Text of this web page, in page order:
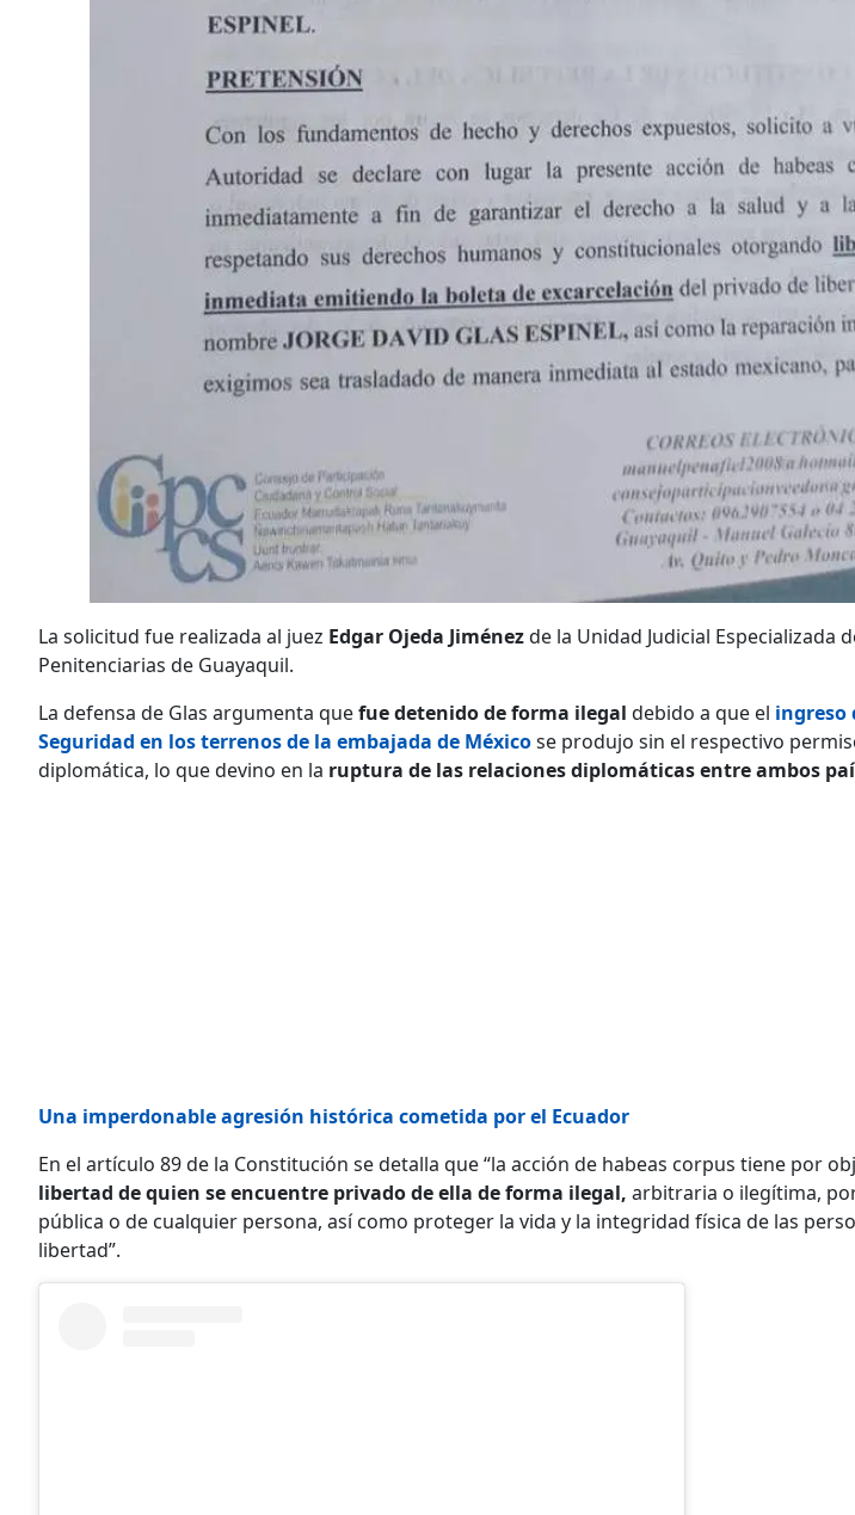
La solicitud fue realizada al juez Edgar Ojeda Jiménezde la Unidad Judicial Especializada
Penitenciarias de Guayaquil.
La defensa de Glas argumenta quefue detenido de forma ilegal debido a que el ingreso
Seguridad en los terrenos de la embajada de Méxicose produjo sin el respectivo
diplomática, lo que devino en la ruptura de las relaciones diplomáticas entre ambos
Una imperdonable agresión histórica cometida por el Ecuador
En el artículo 89 de la Constitución se detalla que “la acción de habeas corpus tiene por
libertad de quien se encuentre privado de ella de forma ilegal, arbitraria o ilegítima,
pública o de cualquier persona, así como proteger la vida y la integridad física de las
libertad”.